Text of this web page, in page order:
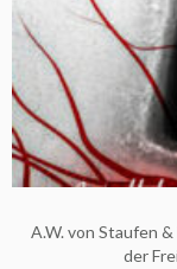
A.W. von Staufen
der